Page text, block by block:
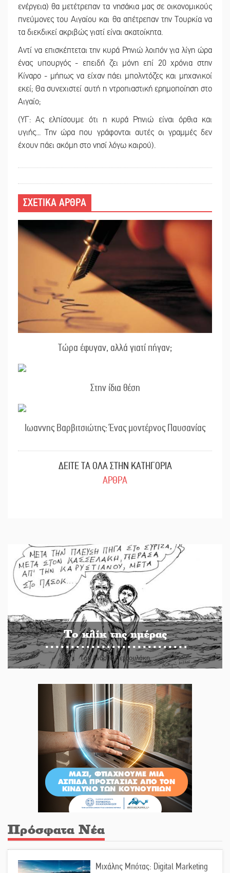
ενέργεια) θα μετέτρεπαν τα νησάκια μας σε οικονομικούς
πνεύμονες του Αιγαίου και θα απέτρεπαν την Τουρκία να
τα διεκδικεί ακριβώς γιατί είναι ακατοίκητα.
Αντί να επισκέπτεται την κυρά Ρηνιώ λοιπόν για λίγη ώρα
ένας υπουργός - επειδή ζει μόνη επί 20 χρόνια στην
Κίναρο - μήπως να είχαν πάει μπολντόζες και μηχανικοί
εκεί; Θα συνεχιστεί αυτή η ντροπιαστική ερημοποίηση στο
Αιγαίο;
(ΥΓ: Ας ελπίσουμε ότι η κυρά Ρηνιώ είναι όρθια και
υγιής... Την ώρα που γράφονται αυτές οι γραμμές δεν
έχουν πάει ακόμη στο νησί λόγω καιρού).
ΣΧΕΤΙΚΑ ΑΡΘΡΑ
Τώρα έφυγαν, αλλά γιατί πήγαν;
Στην ίδια θέση
Ιωαννης Βαρβιτσιώτης: Ένας μοντέρνος Παυσανίας
ΔΕΙΤΕ ΤΑ ΟΛΑ ΣΤΗΝ ΚΑΤΗΓΟΡΙΑ
ΑΡΘΡΑ
Το κλίκ της ημέρας
Του Ανδρέα Πετρουλάκη
Πρόσφατα Νέα
Μιχάλης Μπότας: Digital Marketing